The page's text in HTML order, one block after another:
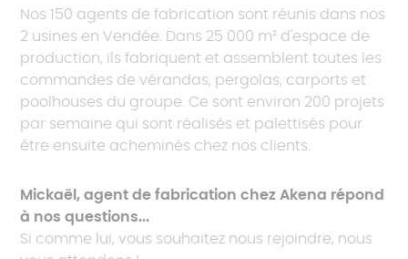
Nos 150 agents de fabrication sont réunis dans nos
2 usines en Vendée. Dans 25 000 m² d'espace de
production, ils fabriquent et assemblent toutes les
commandes de vérandas, pergolas, carports et
poolhouses du groupe. Ce sont environ 200 projets
par semaine qui sont réalisés et palettisés pour
être ensuite acheminés chez nos clients.
Mickaël, agent de fabrication chez Akena répond
à nos questions...
Si comme lui, vous souhaitez nous rejoindre, nous